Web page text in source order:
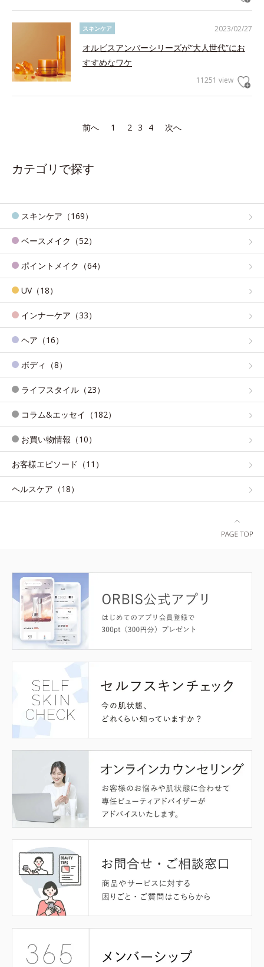
2023/02/27
スキンケア
オルビスアンバーシリーズが“大人世代”にお
すすめなワケ
11251 view
前へ 1 2 3 4 次へ
カテゴリで探す
スキンケア（169）
ベースメイク（52）
ポイントメイク（64）
UV（18）
インナーケア（33）
ヘア（16）
ボディ（8）
ライフスタイル（23）
コラム&エッセイ（182）
お買い物情報（10）
お客様エピソード（11）
ヘルスケア（18）